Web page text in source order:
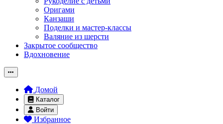
Оригами
Канзаши
Поделки и мастер-классы
Валяние из шерсти
Закрытое сообщество
Вдохновение
Домой
Каталог
Войти
Избранное